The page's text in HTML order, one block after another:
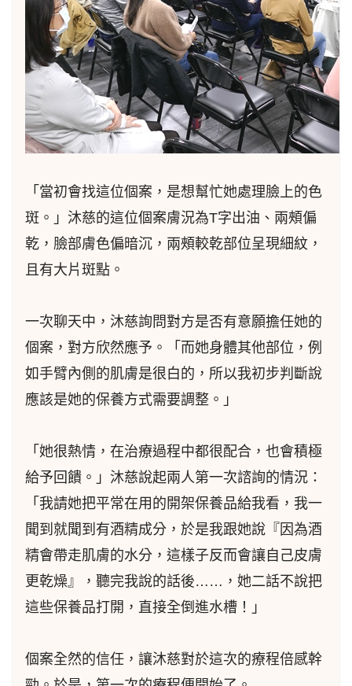
「當初會找這位個案，是想幫忙她處理臉上的色
斑。」沐慈的這位個案膚況為T字出油、兩頰偏
乾，臉部膚色偏暗沉，兩頰較乾部位呈現細紋，
且有大片斑點。
一次聊天中，沐慈詢問對方是否有意願擔任她的
個案，對方欣然應予。「而她身體其他部位，例
如手臂內側的肌膚是很白的，所以我初步判斷說
應該是她的保養方式需要調整。」
「她很熱情，在治療過程中都很配合，也會積極
給予回饋。」沐慈說起兩人第一次諮詢的情況：
「我請她把平常在用的開架保養品給我看，我一
聞到就聞到有酒精成分，於是我跟她說『因為酒
精會帶走肌膚的水分，這樣子反而會讓自己皮膚
更乾燥』，聽完我說的話後……，她二話不說把
這些保養品打開，直接全倒進水槽！」
個案全然的信任，讓沐慈對於這次的療程倍感幹